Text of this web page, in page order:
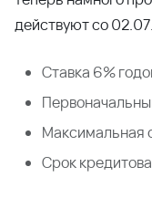
действуют со
Ставка 6%
Максимальная
Срок